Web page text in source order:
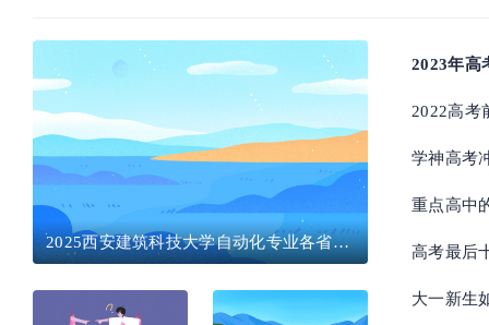
2025西安建筑科技大学自动化专业各省分
2023年高
2022高考
学神高考
重点高中
高考最后
大一新生